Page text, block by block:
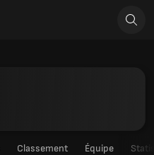
Classement Équipe